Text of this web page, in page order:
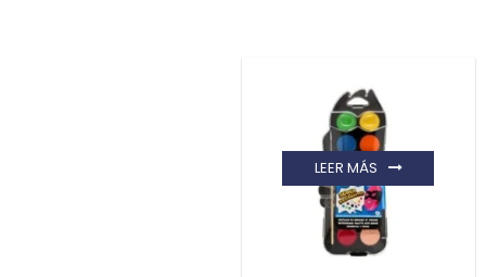
LEER MÁS